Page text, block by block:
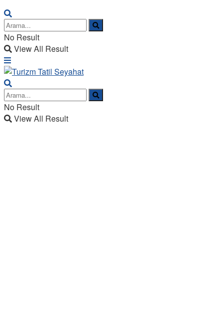
No Result
View All Result
No Result
View All Result